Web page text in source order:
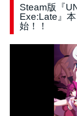
Steam版『
Exe:Late』
始！！